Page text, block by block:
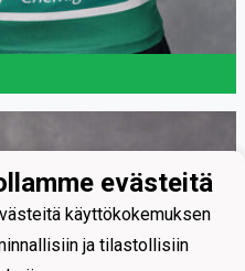
evästeitä
käyttökokemuksen
ja tilastollisiin